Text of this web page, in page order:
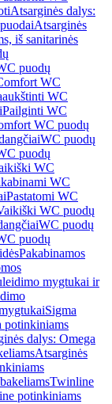
Atsarginės dalys:
Atsarginės
iš sanitarinės
puodų
WC
WC
Pailginti WC
WC puodų
WC puodų
puodų
WC
WC
Pastatomi WC
WC puodų
WC puodų
puodų
Pakabinamos
mygtukai ir
Sigma
potinkiniams
dalys: Omega
Atsarginės
Twinline
potinkiniams